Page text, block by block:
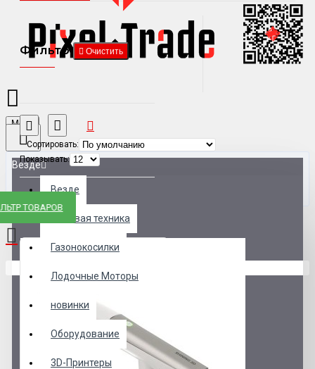
Menu
Везде
Везде
Бытовая техника
Газонокосилки
Лодочные Моторы
новинки
Оборудование
3D-Принтеры
0 товар(ов) - 0 р.
Фильтр Очистить
Сортировать:
Показывать:
ТОВАРОВ